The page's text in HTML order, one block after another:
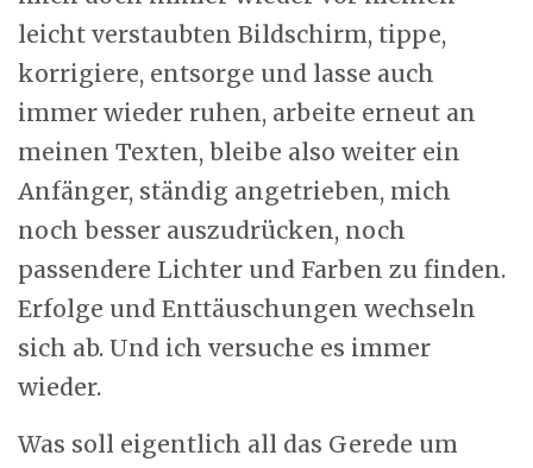
leicht verstaubten Bildschirm, tippe,
korrigiere, entsorge und lasse auch
immer wieder ruhen, arbeite erneut an
meinen Texten, bleibe also weiter ein
Anfänger, ständig angetrieben, mich
noch besser auszudrücken, noch
passendere Lichter und Farben zu finden.
Erfolge und Enttäuschungen wechseln
sich ab. Und ich versuche es immer
wieder.
Was soll eigentlich all das Gerede um